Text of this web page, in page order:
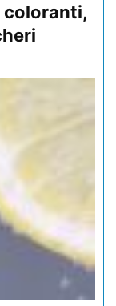
coloranti,